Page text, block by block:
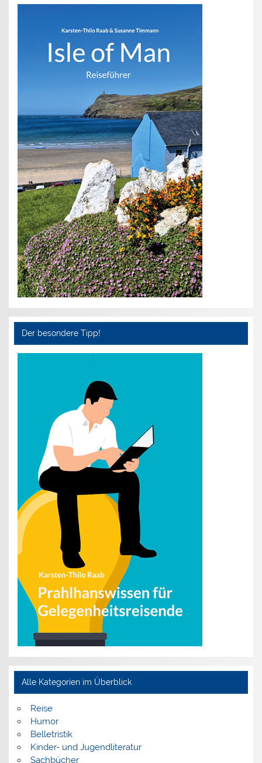
Der besondere Tipp!
Alle Kategorien im Überblick
Reise
Humor
Belletristik
Kinder- und Jugendliteratur
Sachbücher